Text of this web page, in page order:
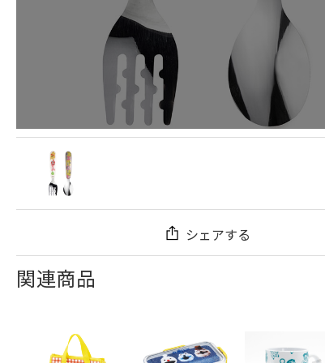
シェアする
関連商品